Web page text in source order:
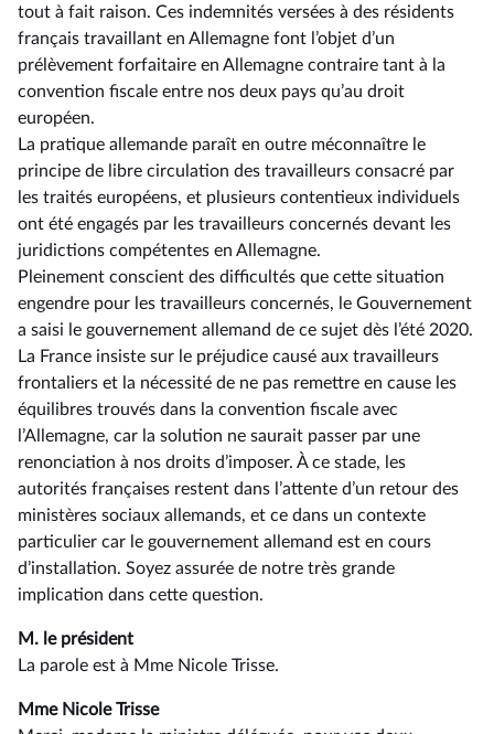
tout à fait raison. Ces indemnités versées à des résidents
français travaillant en Allemagne font l’objet d’un
prélèvement forfaitaire en Allemagne contraire tant à la
convention fiscale entre nos deux pays qu’au droit
européen.
La pratique allemande paraît en outre méconnaître le
principe de libre circulation des travailleurs consacré par
les traités européens, et plusieurs contentieux individuels
ont été engagés par les travailleurs concernés devant les
juridictions compétentes en Allemagne.
Pleinement conscient des difficultés que cette situation
engendre pour les travailleurs concernés, le Gouvernement
a saisi le gouvernement allemand de ce sujet dès l’été 2020.
La France insiste sur le préjudice causé aux travailleurs
frontaliers et la nécessité de ne pas remettre en cause les
équilibres trouvés dans la convention fiscale avec
l’Allemagne, car la solution ne saurait passer par une
renonciation à nos droits d’imposer. À ce stade, les
autorités françaises restent dans l’attente d’un retour des
ministères sociaux allemands, et ce dans un contexte
particulier car le gouvernement allemand est en cours
d’installation. Soyez assurée de notre très grande
implication dans cette question.
M. le président
La parole est à Mme Nicole Trisse.
Mme Nicole Trisse